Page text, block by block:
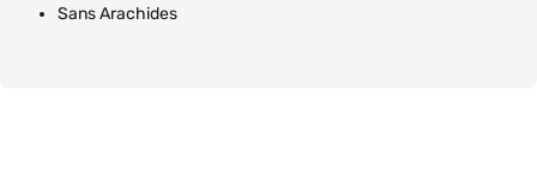
Sans Arachides